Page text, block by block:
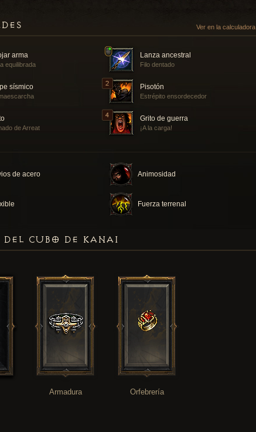
Ver en la calculadora
arma
equilibrada
Lanza ancestral
Filo dentado
sísmico Pisotón
Estrépito ensordecedor
de Arreat
Grito de guerra
¡A la carga!
de acero Animosidad
Fuerza terrenal
DEL CUBO DE KANAI
Armadura Orfebrería